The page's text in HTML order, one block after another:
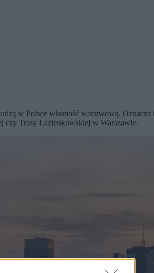
w Polsce własność warstwową. Oznacza
czy Trasy Łazienkowskiej w Warszawie.